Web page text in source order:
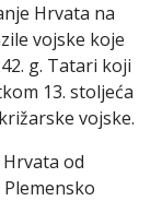
Hrvata na
vojske koje
g. Tatari koji
13. stoljeća
vojske.
od